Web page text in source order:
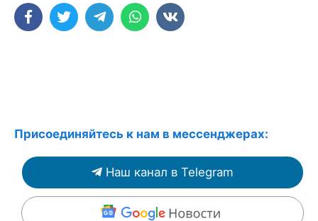
Присоединяйтесь к нам в мессенджерах:
Наш канал в Telegram